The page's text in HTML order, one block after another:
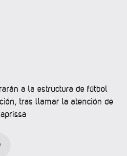
a la estructura de fútbol
tras llamar la atención de